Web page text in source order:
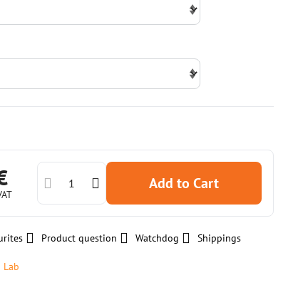
Add to Cart
Product question Watchdog Shippings
Lab